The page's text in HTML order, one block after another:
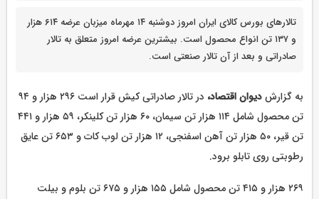
تالارهای بورس کالای ایران امروز دوشنبه ۱۴ مهرماه میزبان عرضه ۶۱۴ هزار
و ۱۳۷ تن انواع محصول است. بیشترین عرضه امروز متعلق به تالار
صادراتی و بعد از آن تالار صنعتی است.
به گزارشدیوان اقتصاد،
در تالار صادراتی کیش قرار است ۲۹۶ هزار و ۹۴
تن محصول شامل ۱۱۴ هزار تن سیمان، ۶۰ هزار تن کلینکر، ۵۹ هزار و ۴۴۱
تن قیر، ۵۰ هزار تن آهن اسفنجی، ۱۲ هزار تن لوب کات و ۶۵۳ تن عایق
رطوبتی روی تابلو برود.
۲۶۹ هزار و ۴۱۵ تن محصول شامل ۱۵۵ هزار و ۶۷۵ تن بلوم و بیلت